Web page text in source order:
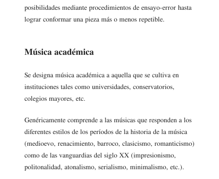
posibilidades mediante procedimientos de ensayo-error hasta
lograr conformar una pieza más o menos repetible.
Música académica
Se designa música académica a aquella que se cultiva en
instituciones tales como universidades, conservatorios,
colegios mayores, etc.
Genéricamente comprende a las músicas que responden a los
diferentes estilos de los períodos de la historia de la música
(medioevo, renacimiento, barroco, clasicismo, romanticismo)
como de las vanguardias del siglo XX (impresionismo,
politonalidad, atonalismo, serialismo, minimalismo, etc.).